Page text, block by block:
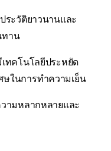
ระวัติยาวนานและ
ทาน
ทคโนโลยีประหยัด
ในการทำความเย็น
ามหลากหลายและ